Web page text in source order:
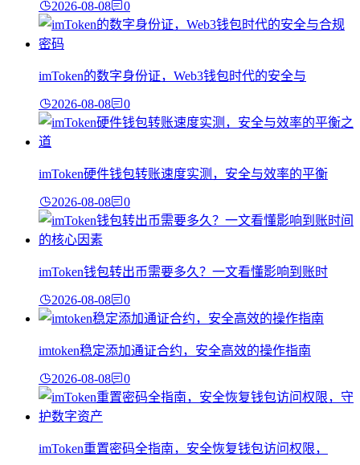
2026-08-08 0
imToken的数字身份证，Web3钱包时代的安全与
2026-08-08 0
imToken硬件钱包转账速度实测，安全与效率的平衡
2026-08-08 0
imToken钱包转出币需要多久？一文看懂影响到账时
2026-08-08 0
imtoken稳定添加通证合约，安全高效的操作指南
2026-08-08 0
imToken重置密码全指南，安全恢复钱包访问权限，